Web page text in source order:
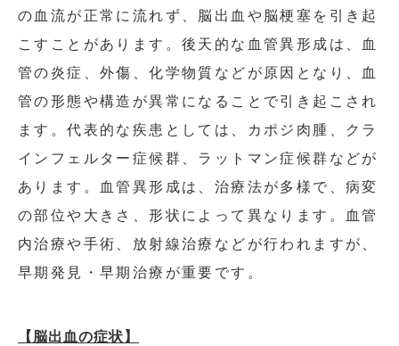
の血流が正常に流れず、脳出血や脳梗塞を引き起
こすことがあります。後天的な血管異形成は、血
管の炎症、外傷、化学物質などが原因となり、血
管の形態や構造が異常になることで引き起こされ
ます。代表的な疾患としては、カポジ肉腫、クラ
インフェルター症候群、ラットマン症候群などが
あります。血管異形成は、治療法が多様で、病変
の部位や大きさ、形状によって異なります。血管
内治療や手術、放射線治療などが行われますが、
早期発見・早期治療が重要です。
【脳出血の症状】